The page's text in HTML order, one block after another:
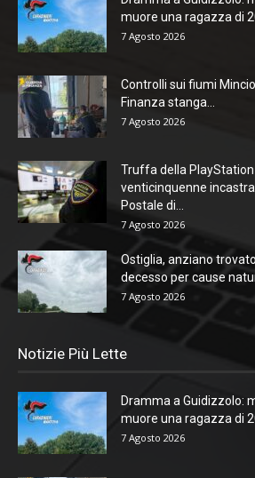
muore una ragazza di
7 Agosto 2026
Controlli sui fiumi
Finanza stanga...
7 Agosto 2026
Truffa della PlayStation
venticinquenne
Postale di...
7 Agosto 2026
Ostiglia, anziano
decesso per cause
7 Agosto 2026
Notizie Più Lette
Dramma a Guidizzolo:
muore una ragazza di
7 Agosto 2026